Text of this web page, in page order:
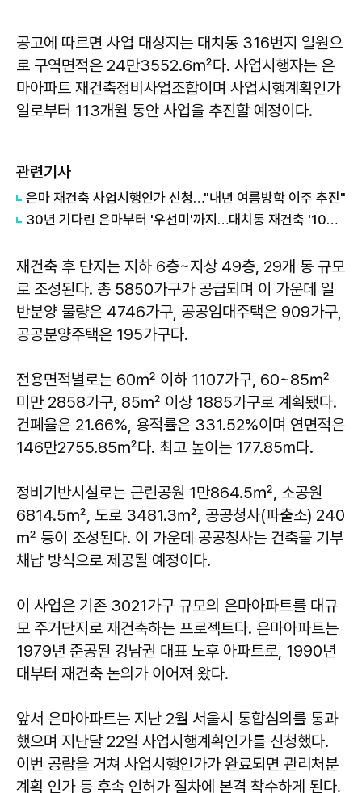
공고에 따르면 사업 대상지는 대치동 316번지 일원으
로 구역면적은 24만3552.6㎡다. 사업시행자는 은
마아파트 재건축정비사업조합이며 사업시행계획인가
일로부터 113개월 동안 사업을 추진할 예정이다.
관련기사
은마 재건축 사업시행인가 신청…"내년 여름방학 이주 추진"
30년 기다린 은마부터 '우선미'까지…대치동 재건축 '10조 전쟁'
재건축 후 단지는 지하 6층~지상 49층, 29개 동 규모
로 조성된다. 총 5850가구가 공급되며 이 가운데 일
반분양 물량은 4746가구, 공공임대주택은 909가구,
공공분양주택은 195가구다.
전용면적별로는 60㎡ 이하 1107가구, 60~85㎡
미만 2858가구, 85㎡ 이상 1885가구로 계획됐다.
건폐율은 21.66%, 용적률은 331.52%이며 연면적은
146만2755.85㎡다. 최고 높이는 177.85m다.
정비기반시설로는 근린공원 1만864.5㎡, 소공원
6814.5㎡, 도로 3481.3㎡, 공공청사(파출소) 240
㎡ 등이 조성된다. 이 가운데 공공청사는 건축물 기부
채납 방식으로 제공될 예정이다.
이 사업은 기존 3021가구 규모의 은마아파트를 대규
모 주거단지로 재건축하는 프로젝트다. 은마아파트는
1979년 준공된 강남권 대표 노후 아파트로, 1990년
대부터 재건축 논의가 이어져 왔다.
앞서 은마아파트는 지난 2월 서울시 통합심의를 통과
했으며 지난달 22일 사업시행계획인가를 신청했다.
이번 공람을 거쳐 사업시행인가가 완료되면 관리처분
계획 인가 등 후속 인허가 절차에 본격 착수하게 된다.